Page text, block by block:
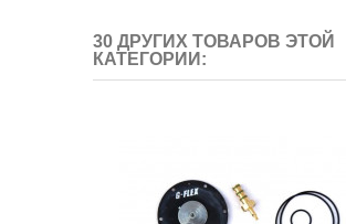
30 ДРУГИХ ТОВАРОВ ЭТОЙ
КАТЕГОРИИ: